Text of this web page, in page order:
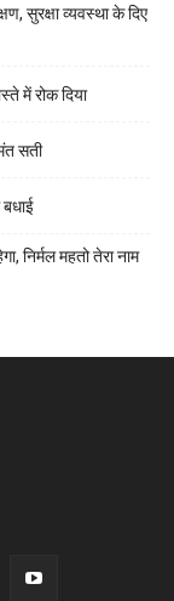
सुरक्षा व्यवस्था के दिए
में रोक दिया
सती
निर्मल महतो तेरा नाम